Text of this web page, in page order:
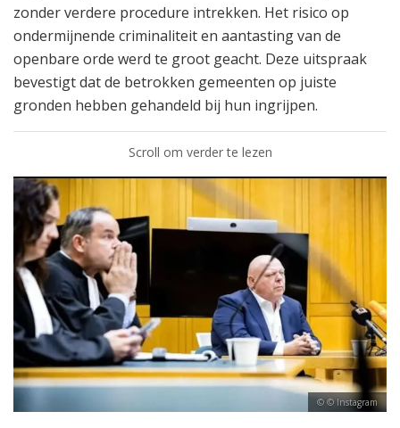
zonder verdere procedure intrekken. Het risico op
ondermijnende criminaliteit en aantasting van de
openbare orde werd te groot geacht. Deze uitspraak
bevestigt dat de betrokken gemeenten op juiste
gronden hebben gehandeld bij hun ingrijpen.
Scroll om verder te lezen
© Instagram